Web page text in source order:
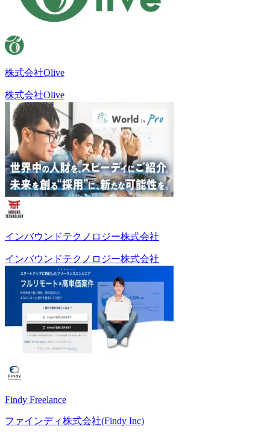
株式会社Olive
株式会社Olive
インバウンドテクノロジー株式会社
インバウンドテクノロジー株式会社
Findy Freelance
ファインディ株式会社(Findy Inc)